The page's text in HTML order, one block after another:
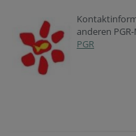
anderen
PGR